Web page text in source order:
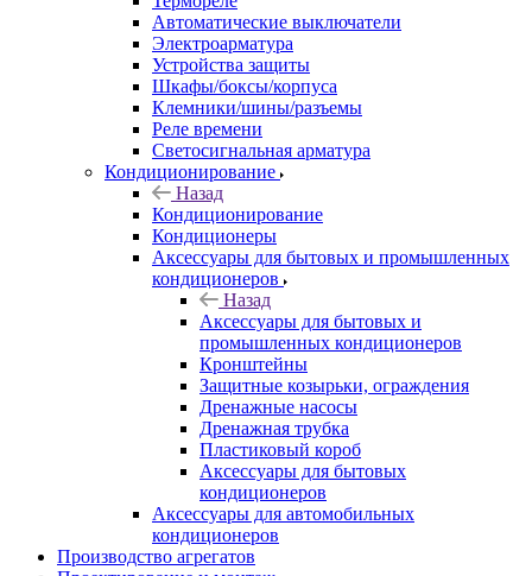
Автоматические выключатели
Электроарматура
Устройства защиты
Шкафы/боксы/корпуса
Клемники/шины/разъемы
Реле времени
Светосигнальная арматура
Кондиционирование
Назад
Кондиционирование
Кондиционеры
Аксессуары для бытовых и промышленных
кондиционеров
Назад
Аксессуары для бытовых и
промышленных кондиционеров
Кронштейны
Защитные козырьки, ограждения
Дренажные насосы
Дренажная трубка
Пластиковый короб
Аксессуары для бытовых
кондиционеров
Аксессуары для автомобильных
кондиционеров
Производство агрегатов